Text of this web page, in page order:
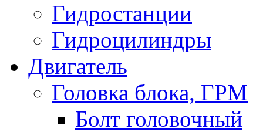
Гидростанции
Гидроцилиндры
Двигатель
Головка блока, ГРМ
Болт головочный